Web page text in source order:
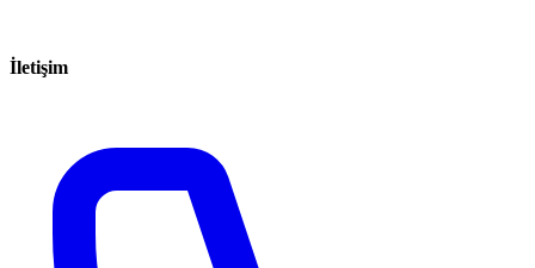
İletişim